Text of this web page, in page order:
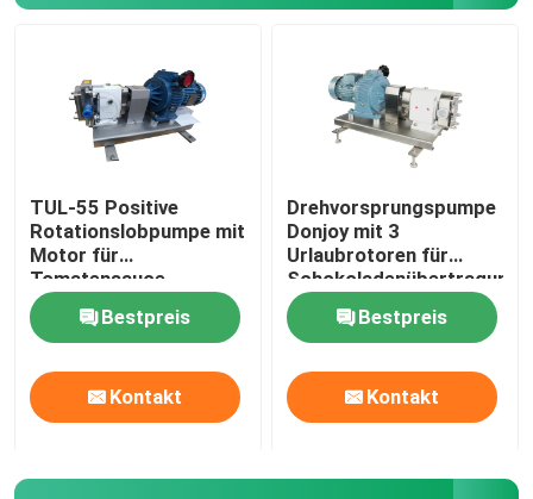
TUL-55 Positive
Rotationslobpumpe mit
Motor für
Tomatensauce-
Transfer
Bestpreis
Kontakt
Drehvorsprungspumpe
Donjoy mit 3
Urlaubrotoren für
Schokoladenübertragung
Bestpreis
Kontakt